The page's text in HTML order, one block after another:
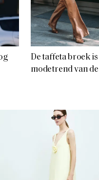
De taffeta broek
modetrend van